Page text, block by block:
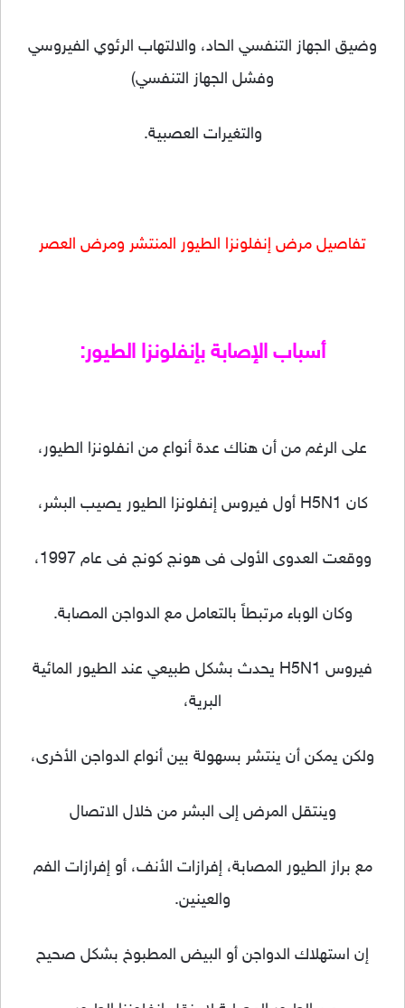
وضيق الجهاز التنفسي الحاد، والالتهاب الرئوي الفيروسي
وفشل الجهاز التنفسي)
والتغيرات العصبية.
تفاصيل مرض إنفلونزا الطيور المنتشر ومرض العصر
أسباب الإصابة بإنفلونزا الطيور:
على الرغم من أن هناك عدة أنواع من انفلونزا الطيور،
كان H5N1 أول فيروس إنفلونزا الطيور يصيب البشر،
ووقعت العدوى الأولى فى هونج كونج فى عام 1997،
وكان الوباء مرتبطاً بالتعامل مع الدواجن المصابة.
فيروس H5N1 يحدث بشكل طبيعي عند الطيور المائية
البرية،
ولكن يمكن أن ينتشر بسهولة بين أنواع الدواجن الأخرى،
وينتقل المرض إلى البشر من خلال الاتصال
مع براز الطيور المصابة، إفرازات الأنف، أو إفرازات الفم
والعينين.
إن استهلاك الدواجن أو البيض المطبوخ بشكل صحيح